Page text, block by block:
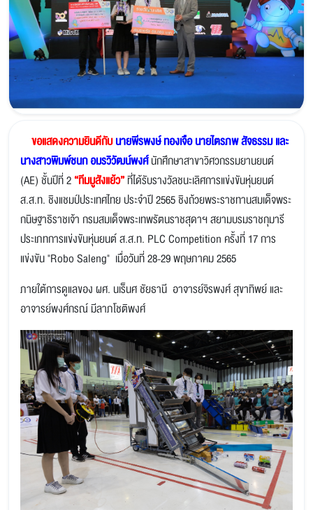
ขอแสดงความยินดีกับนายพีรพงษ์ ทองเจือ นายไตรภพ สัจธรรม และ
นางสาวพิมพ์ชนก อมรวิวัฒน์พงศ์นักศึกษาสาขาวิศวกรรมยานยนต์
(AE) ชั้นปีที่ 2“ทีมมูสังแย้ว”ที่ได้รับรางวัลชนะเลิศการแข่งขันหุ่นยนต์
ส.ส.ท. ชิงแชมป์ประเทศไทย ประจำปี 2565 ชิงถ้วยพระราชทานสมเด็จพระ
กนิษฐาธิราชเจ้า กรมสมเด็จพระเทพรัตนราชสุดาฯ สยามบรมราชกุมารี
ประเภทการแข่งขันหุ่นยนต์ ส.ส.ท. PLC Competition ครั้งที่ 17 การ
แข่งขัน "Robo Saleng" เมื่อวันที่ 28-29 พฤษภาคม 2565
ภายใต้การดูแลของ ผศ. นเร็นศ ชัยธานี อาจารย์จิรพงศ์ สุขาทิพย์ และ
อาจารย์พงศ์กรณ์ มีลาภโชติพงศ์